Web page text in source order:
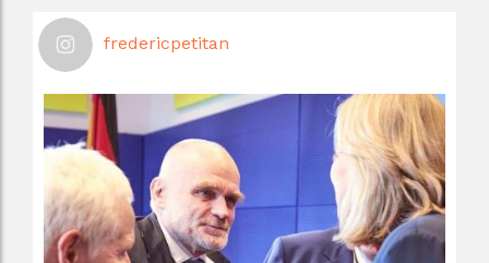
fredericpetitan